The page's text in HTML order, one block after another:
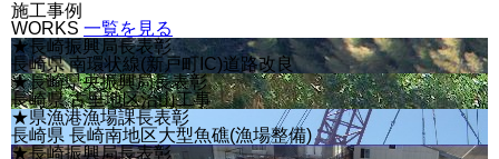
施工事例
WORKS 一覧を見る
★長崎振興局長表彰
長崎県 南環状線(新戸町IC)道路改良
★長崎県央振興局長表彰
長崎県 古里地区治山工事
★県漁港漁場課長表彰
長崎県 長崎南地区大型魚礁(漁場整備)
★長崎振興局長表彰